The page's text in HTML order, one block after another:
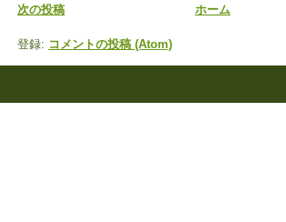
次の投稿 ホーム
登録: コメントの投稿 (Atom)